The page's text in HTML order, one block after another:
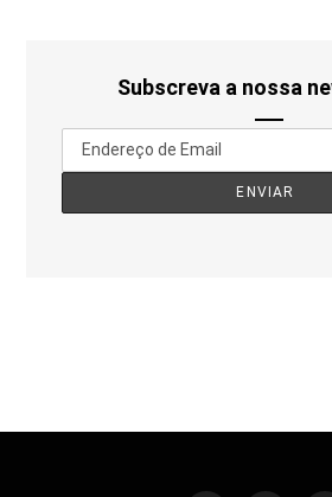
Subscreva a nossa